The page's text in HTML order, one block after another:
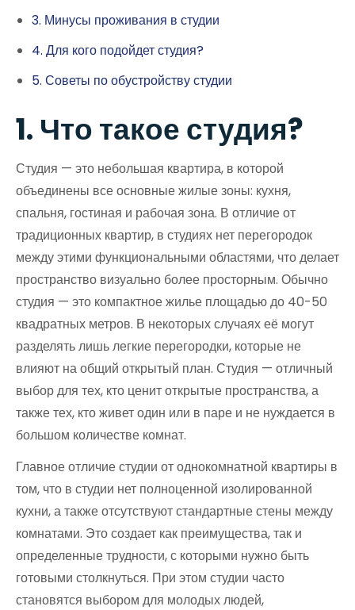
3. Минусы проживания в студии
4. Для кого подойдет студия?
5. Советы по обустройству студии
1. Что такое студия?
Студия — это небольшая квартира, в которой
объединены все основные жилые зоны: кухня,
спальня, гостиная и рабочая зона. В отличие от
традиционных квартир, в студиях нет перегородок
между этими функциональными областями, что делает
пространство визуально более просторным. Обычно
студия — это компактное жилье площадью до 40-50
квадратных метров. В некоторых случаях её могут
разделять лишь легкие перегородки, которые не
влияют на общий открытый план. Студия — отличный
выбор для тех, кто ценит открытые пространства, а
также тех, кто живет один или в паре и не нуждается в
большом количестве комнат.
Главное отличие студии от однокомнатной квартиры в
том, что в студии нет полноценной изолированной
кухни, а также отсутствуют стандартные стены между
комнатами. Это создает как преимущества, так и
определенные трудности, с которыми нужно быть
готовыми столкнуться. При этом студии часто
становятся выбором для молодых людей,